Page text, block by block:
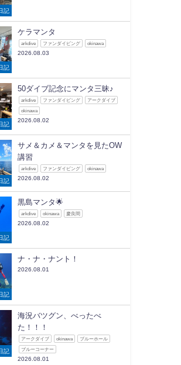
記
記
ケラマンタ
arkdive ファンダイビング okinawa
2026.08.03
記
50ダイブ記念にマンタ三昧♪
arkdive ファンダイビング アークダイブ
okinawa
2026.08.02
記
サメ＆カメ＆マンタを見たOW
講習
arkdive ファンダイビング okinawa
2026.08.02
記
黒島マンタ🌟
arkdive okinawa 慶良間
2026.08.02
記
ナ・ナ・ナント！
2026.08.01
記
海況バツグン、べったべ
た！！！
アークダイブ okinawa ブルーホール
ブルーコーナー
2026.08.01